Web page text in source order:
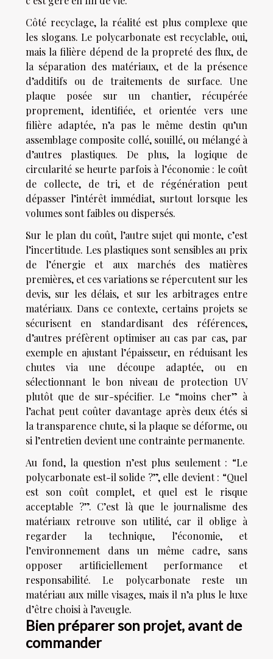
Côté recyclage, la réalité est plus complexe que
les slogans. Le polycarbonate est recyclable, oui,
mais la filière dépend de la propreté des flux, de
la séparation des matériaux, et de la présence
d’additifs ou de traitements de surface. Une
plaque posée sur un chantier, récupérée
proprement, identifiée, et orientée vers une
filière adaptée, n’a pas le même destin qu’un
assemblage composite collé, souillé, ou mélangé à
d’autres plastiques. De plus, la logique de
circularité se heurte parfois à l’économie : le coût
de collecte, de tri, et de régénération peut
dépasser l’intérêt immédiat, surtout lorsque les
volumes sont faibles ou dispersés.
Sur le plan du coût, l’autre sujet qui monte, c’est
l’incertitude. Les plastiques sont sensibles au prix
de l’énergie et aux marchés des matières
premières, et ces variations se répercutent sur les
devis, sur les délais, et sur les arbitrages entre
matériaux. Dans ce contexte, certains projets se
sécurisent en standardisant des références,
d’autres préfèrent optimiser au cas par cas, par
exemple en ajustant l’épaisseur, en réduisant les
chutes via une découpe adaptée, ou en
sélectionnant le bon niveau de protection UV
plutôt que de sur-spécifier. Le “moins cher” à
l’achat peut coûter davantage après deux étés si
la transparence chute, si la plaque se déforme, ou
si l’entretien devient une contrainte permanente.
Au fond, la question n’est plus seulement : “Le
polycarbonate est-il solide ?”, elle devient : “Quel
est son coût complet, et quel est le risque
acceptable ?”. C’est là que le journalisme des
matériaux retrouve son utilité, car il oblige à
regarder la technique, l’économie, et
l’environnement dans un même cadre, sans
opposer artificiellement performance et
responsabilité. Le polycarbonate reste un
matériau aux mille visages, mais il n’a plus le luxe
d’être choisi à l’aveugle.
Bien préparer son projet, avant de
commander